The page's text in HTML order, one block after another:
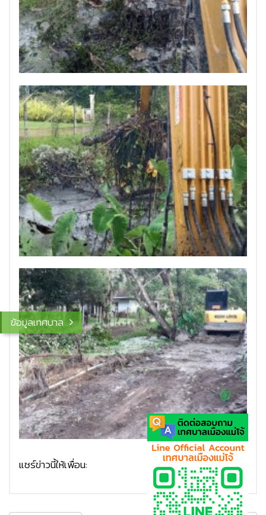
ข้อมูลเทศบาล
แชร์ข่าวนี้ให้เพื่อน: